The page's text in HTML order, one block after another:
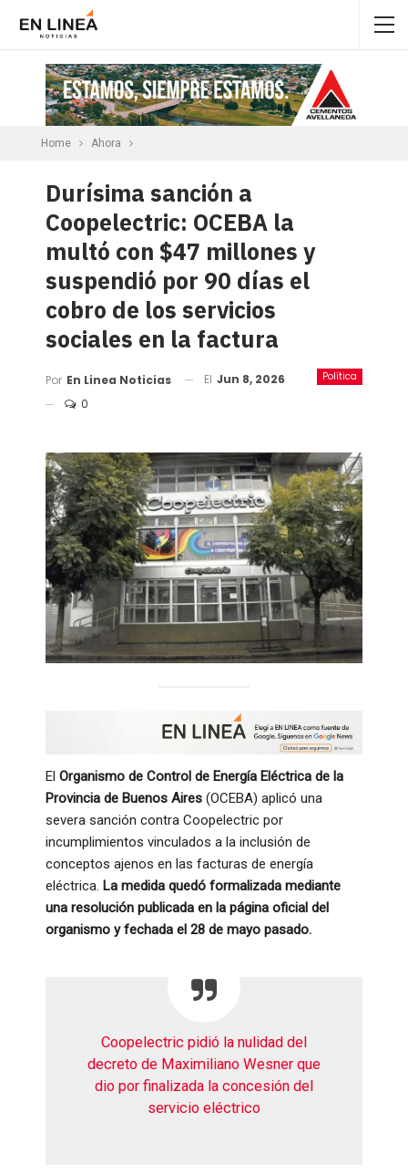
Home Ahora
Durísima sanción a
Coopelectric: OCEBA la
multó con $47 millones y
suspendió por 90 días el
cobro de los servicios
sociales en la factura
Política
Por En Linea Noticias El Jun 8, 2026
0
El Organismo de Control de Energía Eléctrica de la
Provincia de Buenos Aires (OCEBA) aplicó una
severa sanción contra Coopelectric por
incumplimientos vinculados a la inclusión de
conceptos ajenos en las facturas de energía
eléctrica. La medida quedó formalizada mediante
una resolución publicada en la página oficial del
organismo y fechada el 28 de mayo pasado.
Coopelectric pidió la nulidad del
decreto de Maximiliano Wesner que
dio por finalizada la concesión del
servicio eléctrico